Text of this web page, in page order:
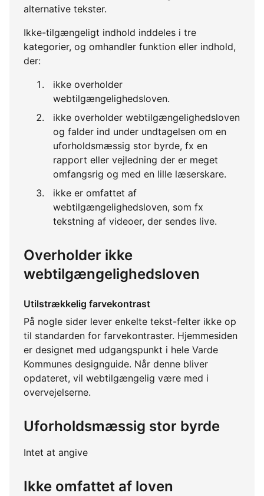
alternative tekster.
Ikke-tilgængeligt indhold inddeles i tre
kategorier, og omhandler funktion eller indhold,
der:
ikke overholder
webtilgængelighedsloven.
ikke overholder webtilgængelighedsloven
og falder ind under undtagelsen om en
uforholdsmæssig stor byrde, fx en
rapport eller vejledning der er meget
omfangsrig og med en lille læserskare.
ikke er omfattet af
webtilgængelighedsloven, som fx
tekstning af videoer, der sendes live.
Overholder ikke
webtilgængelighedsloven
Utilstrækkelig farvekontrast
På nogle sider lever enkelte tekst-felter ikke op
til standarden for farvekontraster. Hjemmesiden
er designet med udgangspunkt i hele Varde
Kommunes designguide. Når denne bliver
opdateret, vil webtilgængelig være med i
overvejelserne.
Uforholdsmæssig stor byrde
Intet at angive
Ikke omfattet af loven